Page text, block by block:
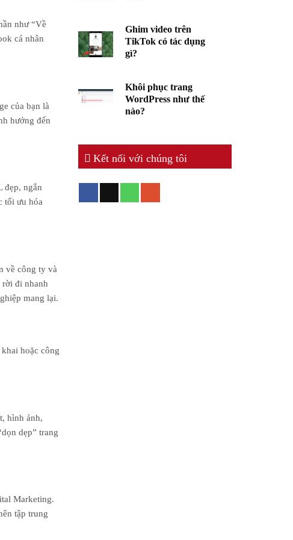
như “Về
cá nhân
của bạn là
hưởng đến
đẹp, ngắn
tối ưu hóa
về công ty và
đi nhanh
mang lại.
hoặc công
hình ảnh,
dẹp” trang
Marketing.
tập trung
Ghim video trên
TikTok có tác dụng
gì?
Khôi phục trang
WordPress như thế
nào?
Kết nối với chúng tôi